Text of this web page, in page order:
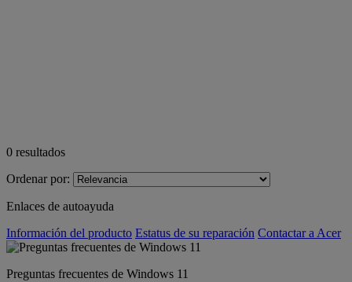
0 resultados
Ordenar por:
Enlaces de autoayuda
Información del producto Estatus de su reparación Contactar a Acer
Preguntas frecuentes de Windows 11